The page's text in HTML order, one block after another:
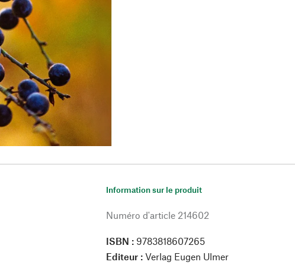
Information sur le produit
Numéro d'article 214602
ISBN : 9783818607265
Editeur :Verlag Eugen Ulmer